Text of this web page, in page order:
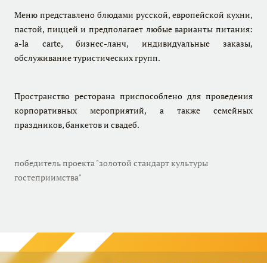
Меню представлено блюдами русской, европейской кухни,
пастой, пиццей и предполагает любые варианты питания:
a-la carte, бизнес-ланч, индивидуальные заказы,
обслуживание туристических групп.
Пространство ресторана приспособлено для проведения
корпоративных мероприятий, а также семейных
праздников, банкетов и свадеб.
победитель проекта "золотой стандарт культуры
гостеприимства"